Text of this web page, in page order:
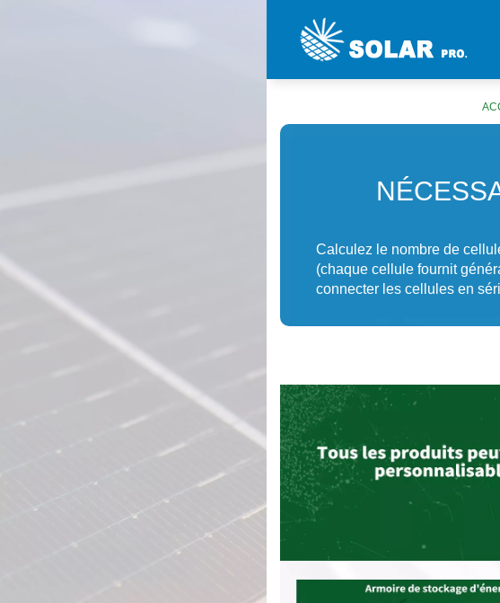
Calculez le nombre de
(chaque cellule fournit
connecter les cellules en